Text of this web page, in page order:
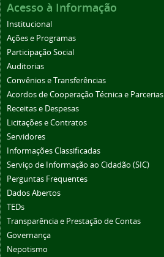
Acesso à Informação
Institucional
Ações e Programas
Participação Social
Auditorias
Convênios e Transferências
Acordos de Cooperação Técnica e Parcerias
Receitas e Despesas
Licitações e Contratos
Servidores
Informações Classificadas
Serviço de Informação ao Cidadão (SIC)
Perguntas Frequentes
Dados Abertos
TEDs
Transparência e Prestação de Contas
Governança
Nepotismo